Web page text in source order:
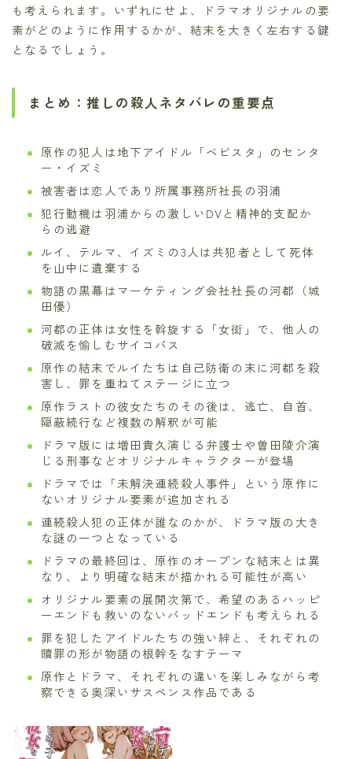
も考えられます。いずれにせよ、ドラマオリジナルの要
素がどのように作用するかが、結末を大きく左右する鍵
となるでしょう。
まとめ：推しの殺人ネタバレの重要点
原作の犯人は地下アイドル「ベビスタ」のセンタ
ー・イズミ
被害者は恋人であり所属事務所社長の羽浦
犯行動機は羽浦からの激しいDVと精神的支配か
らの逃避
ルイ、テルマ、イズミの3人は共犯者として死体
を山中に遺棄する
物語の黒幕はマーケティング会社社長の河都（城
田優）
河都の正体は女性を斡旋する「女衒」で、他人の
破滅を愉しむサイコパス
原作の結末でルイたちは自己防衛の末に河都を殺
害し、罪を重ねてステージに立つ
原作ラストの彼女たちのその後は、逃亡、自首、
隠蔽続行など複数の解釈が可能
ドラマ版には増田貴久演じる弁護士や曽田陵介演
じる刑事などオリジナルキャラクターが登場
ドラマでは「未解決連続殺人事件」という原作に
ないオリジナル要素が追加される
連続殺人犯の正体が誰なのかが、ドラマ版の大き
な謎の一つとなっている
ドラマの最終回は、原作のオープンな結末とは異
なり、より明確な結末が描かれる可能性が高い
オリジナル要素の展開次第で、希望のあるハッピ
ーエンドも救いのないバッドエンドも考えられる
罪を犯したアイドルたちの強い絆と、それぞれの
贖罪の形が物語の根幹をなすテーマ
原作とドラマ、それぞれの違いを楽しみながら考
察できる奥深いサスペンス作品である